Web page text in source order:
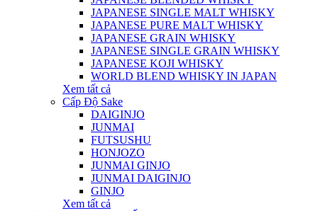
JAPANESE SINGLE MALT WHISKY
JAPANESE PURE MALT WHISKY
JAPANESE GRAIN WHISKY
JAPANESE SINGLE GRAIN WHISKY
JAPANESE KOJI WHISKY
WORLD BLEND WHISKY IN JAPAN
Xem tất cả
Cấp Độ Sake
DAIGINJO
JUNMAI
FUTSUSHU
HONJOZO
JUNMAI GINJO
JUNMAI DAIGINJO
GINJO
Xem tất cả